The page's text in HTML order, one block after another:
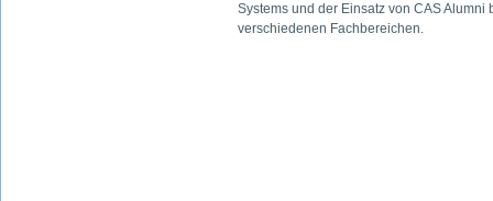
Systems und der Einsatz von CAS Alumni
verschiedenen Fachbereichen.